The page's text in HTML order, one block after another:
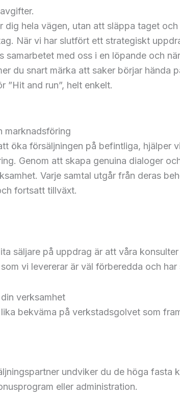
dig hela vägen, utan att släppa taget
När vi har slutfört ett strategiskt
samarbetet med oss i en löpande och
du snart märka att saker börjar hända
”Hit and run”, helt enkelt.
marknadsföring
öka försäljningen på befintliga,
Genom att skapa genuina dialoger
Varje samtal utgår från deras
fortsatt tillväxt.
säljare på uppdrag är att våra
vi levererar är väl förberedda och
verksamhet
bekväma på verkstadsgolvet som
undviker du de höga fasta
eller administration.